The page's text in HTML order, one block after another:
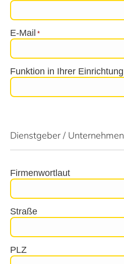
E-Mail *
Funktion in Ihrer Einrichtung
Dienstgeber / Unternehmen
Firmenwortlaut
Straße
PLZ